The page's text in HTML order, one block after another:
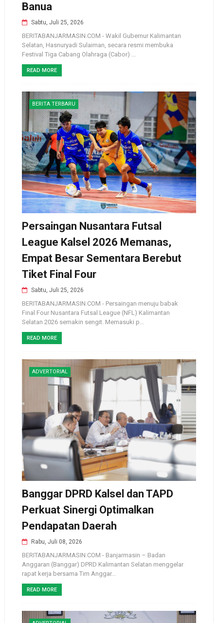
Banua
Sabtu, Juli 25, 2026
BERITABANJARMASIN.COM - Wakil Gubernur Kalimantan
Selatan, Hasnuryadi Sulaiman, secara resmi membuka
Festival Tiga Cabang Olahraga (Cabor) ...
READ MORE
BERITA TERBARU
Persaingan Nusantara Futsal
League Kalsel 2026 Memanas,
Empat Besar Sementara Berebut
Tiket Final Four
Sabtu, Juli 25, 2026
BERITABANJARMASIN.COM - Persaingan menuju babak
Final Four Nusantara Futsal League (NFL) Kalimantan
Selatan 2026 semakin sengit. Memasuki p...
READ MORE
ADVERTORIAL
Banggar DPRD Kalsel dan TAPD
Perkuat Sinergi Optimalkan
Pendapatan Daerah
Rabu, Juli 08, 2026
BERITABANJARMASIN.COM - Banjarmasin – Badan
Anggaran (Banggar) DPRD Kalimantan Selatan menggelar
rapat kerja bersama Tim Anggar...
READ MORE